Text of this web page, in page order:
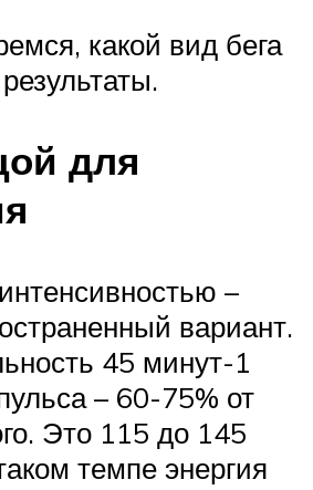
какой вид бега
для
–
вариант.
45 минут-1
– 60-75% от
Это 115 до 145
темпе энергия